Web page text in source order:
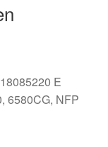
E
6580CG, NFP